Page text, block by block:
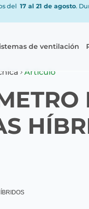
del 17 al 21 de agosto.
de ventilación
Articulo